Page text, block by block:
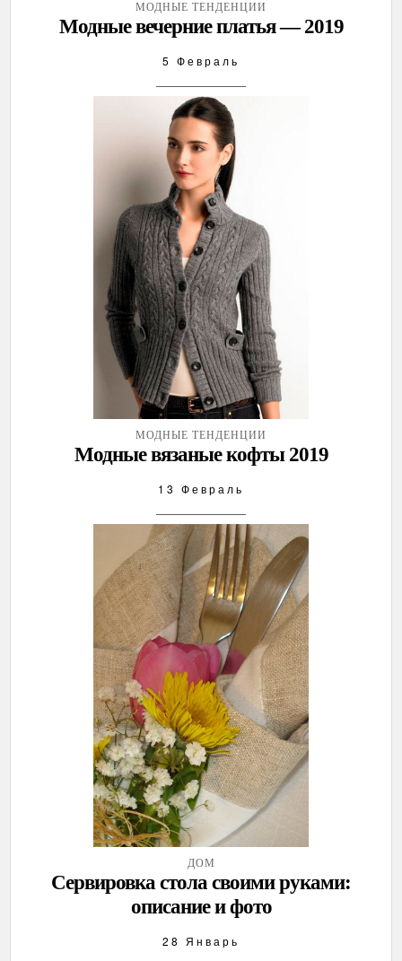
МОДНЫЕ ТЕНДЕНЦИИ
Модные вечерние платья — 2019
5 Февраль
МОДНЫЕ ТЕНДЕНЦИИ
Модные вязаные кофты 2019
13 Февраль
ДОМ
Сервировка стола своими руками:
описание и фото
28 Январь